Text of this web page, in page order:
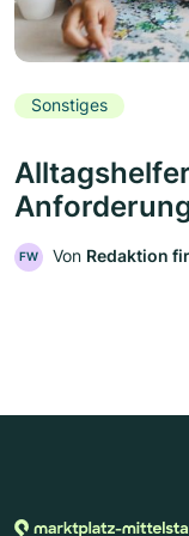
Sonstiges
FW Von Redaktion